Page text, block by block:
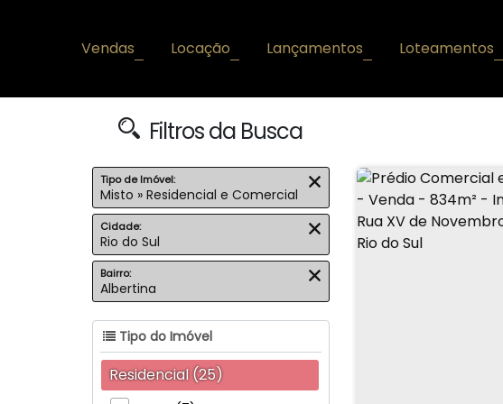
Loteamentos
Lançamentos
Locação
Vendas
Filtros da Busca
Tipo de Imóvel:
Misto » Residencial e Comercial
Cidade:
Rio do Sul
Bairro:
Albertina
Tipo do Imóvel
Residencial (25)